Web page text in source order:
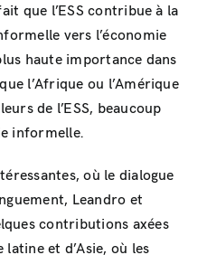
que l’ESS contribue à la
vers l’économie
haute importance dans
l’Afrique ou l’Amérique
de l’ESS, beaucoup
informelle.
où le dialogue
Leandro et
contributions axées
latine et d’Asie, où les